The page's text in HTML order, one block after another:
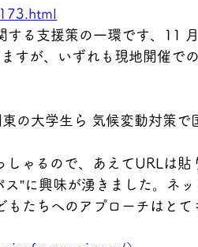
する支援策の一環です、11
すが、いずれも現地開催での
の大学生ら 気候変動対策で
しゃるので、あえてURLは貼
”に興味が湧きました。ネ
たちへのアプローチはとて